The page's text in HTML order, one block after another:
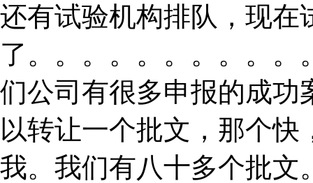
还有试验机构排队，现在
了。。。。。。。。。
们公司有很多申报的成功
以转让一个批文，那个
我。我们有八十多个批文